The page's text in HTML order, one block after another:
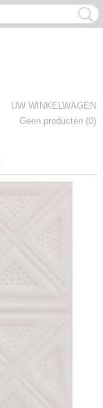
UW WINKELWAGEN
Geen producten (0)